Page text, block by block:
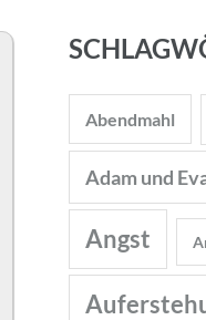
Abendmahl
Adam und
Angst